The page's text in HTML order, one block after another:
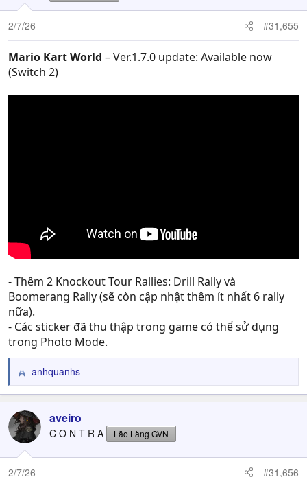
n
s
:
2/7/26 #31,655
Mario Kart World – Ver.1.7.0 update: Available now
(Switch 2)
- Thêm 2 Knockout Tour Rallies: Drill Rally và
Boomerang Rally (sẽ còn cập nhật thêm ít nhất 6 rally
nữa).
- Các sticker đã thu thập trong game có thể sử dụng
trong Photo Mode.
R
e
c
t
i
o
n
anhquanhs
aveiro
C O N T R A Lão Làng GVN
2/7/26 #31,656